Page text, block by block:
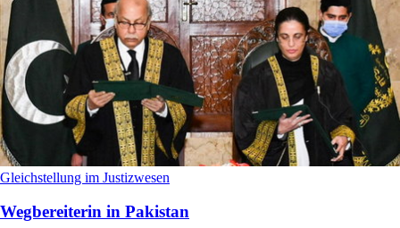
Gleichstellung im Justizwesen
Wegbereiterin in Pakistan